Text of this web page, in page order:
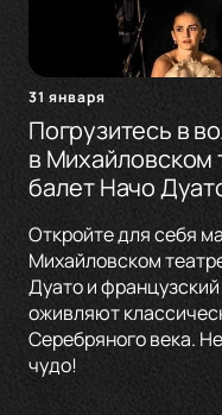
31 января
Погрузитесь в
в Михайловском
балет Начо
Откройте для себя
Михайловском
Дуато и
оживляют
Серебряного века.
чудо!